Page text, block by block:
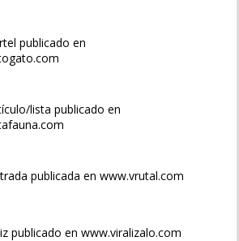
publicado en
lista publicado en
publicada en www.vrutal.com
publicado en www.viralizalo.com